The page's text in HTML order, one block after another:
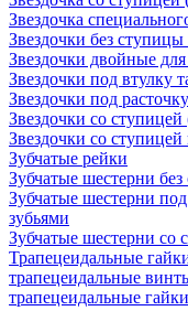
Звездочка
Звездочки без ступицы
Звездочки двойные
Звездочки под втулку
Звездочки под
Звездочки со
Звездочки со ступицей
Зубчатые рейки
Зубчатые шестерни
Зубчатые шестерни
зубьями
Зубчатые шестерни со
Трапецеидальные
трапецеидальные
трапецеидальные гайки